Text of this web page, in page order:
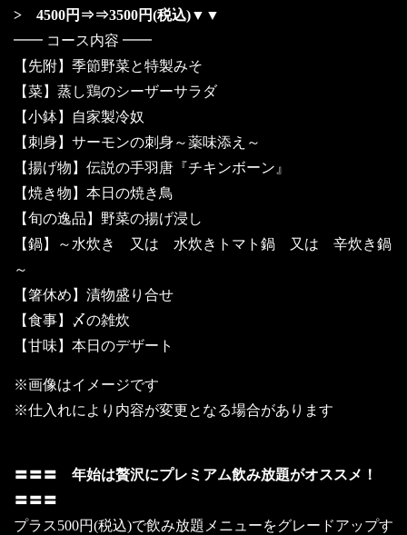
> 4500円⇒⇒3500円(税込)▼▼
━━ コース内容 ━━
【先附】季節野菜と特製みそ
【菜】蒸し鶏のシーザーサラダ
【小鉢】自家製冷奴
【刺身】サーモンの刺身～薬味添え～
【揚げ物】伝説の手羽唐『チキンボーン』
【焼き物】本日の焼き鳥
【旬の逸品】野菜の揚げ浸し
【鍋】～水炊き 又は 水炊きトマト鍋 又は 辛炊き鍋
～
【箸休め】漬物盛り合せ
【食事】〆の雑炊
【甘味】本日のデザート
※画像はイメージです
※仕入れにより内容が変更となる場合があります
〓〓〓 年始は贅沢にプレミアム飲み放題がオススメ！
〓〓〓
プラス500円(税込)で飲み放題メニューをグレードアップす